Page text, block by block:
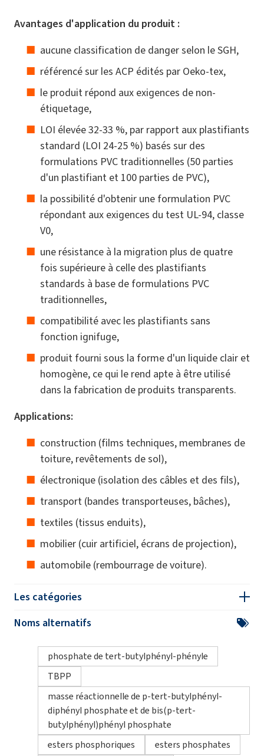
Avantages d'application du produit :
aucune classification de danger selon le SGH,
référencé sur les ACP édités par Oeko-tex,
le produit répond aux exigences de non-
étiquetage,
LOI élevée 32-33 %, par rapport aux plastifiants
standard (LOI 24-25 %) basés sur des
formulations PVC traditionnelles (50 parties
d'un plastifiant et 100 parties de PVC),
la possibilité d'obtenir une formulation PVC
répondant aux exigences du test UL-94, classe
V0,
une résistance à la migration plus de quatre
fois supérieure à celle des plastifiants
standards à base de formulations PVC
traditionnelles,
compatibilité avec les plastifiants sans
fonction ignifuge,
produit fourni sous la forme d'un liquide clair et
homogène, ce qui le rend apte à être utilisé
dans la fabrication de produits transparents.
Applications:
construction (films techniques, membranes de
toiture, revêtements de sol),
électronique (isolation des câbles et des fils),
transport (bandes transporteuses, bâches),
textiles (tissus enduits),
mobilier (cuir artificiel, écrans de projection),
automobile (rembourrage de voiture).
Les catégories
Noms alternatifs
phosphate de tert-butylphényl-phényle
TBPP
masse réactionnelle de p-tert-butylphényl-
diphényl phosphate et de bis(p-tert-
butylphényl)phényl phosphate
esters phosphoriques
esters phosphates